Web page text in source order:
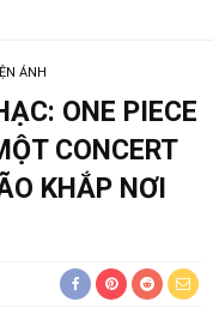
ẢNH
ONE PIECE
CONCERT
KHẮP NƠI